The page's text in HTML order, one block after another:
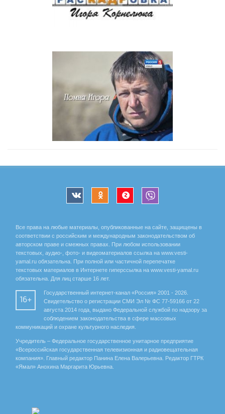
Все права на любые материалы, опубликованные на сайте, защищены в
соответствии с российским и международным законодательством об
авторском праве и смежных правах. При любом использовании
текстовых, аудио-, фото- и видеоматериалов ссылка на www.vesti-
yamal.ru обязательна. При полной или частичной перепечатке
текстовых материалов в Интернете гиперссылка на www.vesti-yamal.ru
обязательна. Для лиц старше 16 лет.
16+
Государственный интернет-канал «Россия» 2001 - 2026.
Свидетельство о регистрации СМИ Эл № ФС 77-59166 от 22
августа 2014 года, выдано Федеральной службой по надзору за
соблюдением законодательства в сфере массовых
коммуникаций и охране культурного наследия.
Учредитель – Федеральное государственное унитарное предприятие
«Всероссийская государственная телевизионная и радиовещательная
компания». Главный редактор Панина Елена Валерьевна. Редактор ГТРК
«Ямал» Анохина Маргарита Юрьевна.